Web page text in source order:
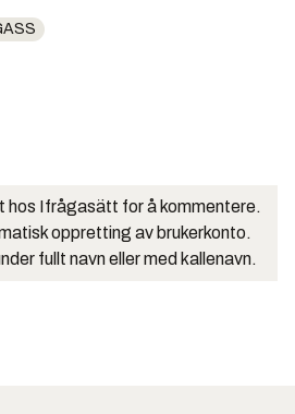
hos Ifrågasätt for å kommentere.
oppretting av brukerkonto.
fullt navn eller med kallenavn.